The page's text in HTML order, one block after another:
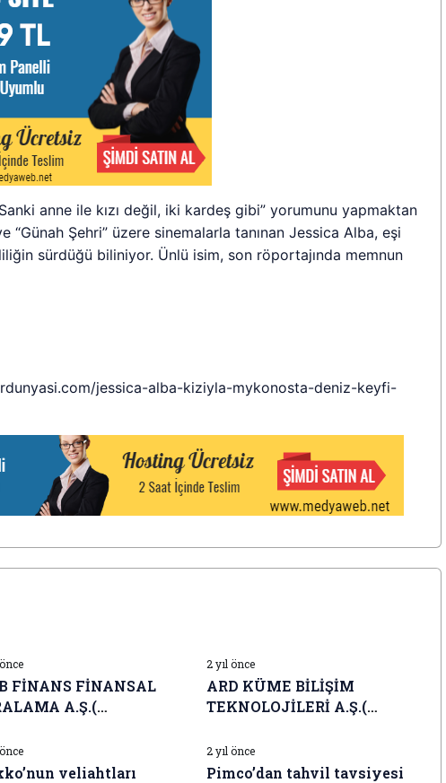
anne ile kızı değil, iki kardeş gibi” yorumunu yapmaktan
“Günah Şehri” üzere sinemalarla tanınan Jessica Alba, eşi
sürdüğü biliniyor. Ünlü isim, son röportajında memnun
jessica-alba-kiziyla-mykonosta-deniz-keyfi-
FİNANS FİNANSAL
A.Ş.(
Olmayan)
2 yıl önce
ARD KÜME BİLİŞİM
TEKNOLOJİLERİ A.Ş.(
Edinimi
HABERLERI
veliahtları
2 yıl önce
Pimco’dan tahvil tavsiyesi